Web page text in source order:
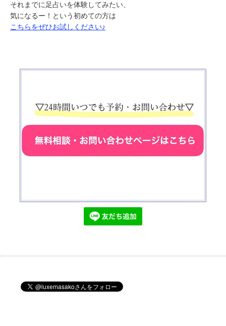
それまでに足占いを体験してみたい、
気になるー！という初めての方は
こちらをぜひお試しください♪